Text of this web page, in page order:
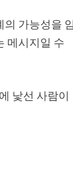
의 가능성을
메시지일 수
낯선 사람이